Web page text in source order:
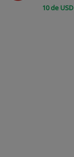
10de USD
COMPRAR